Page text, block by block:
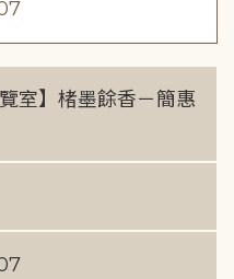
室】楮墨餘香－簡惠